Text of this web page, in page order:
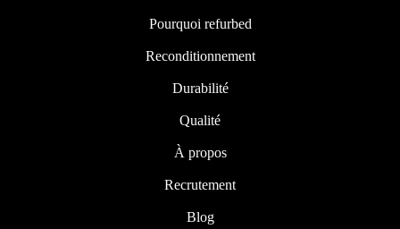
Pourquoi refurbed
Reconditionnement
Durabilité
Qualité
À propos
Recrutement
Blog